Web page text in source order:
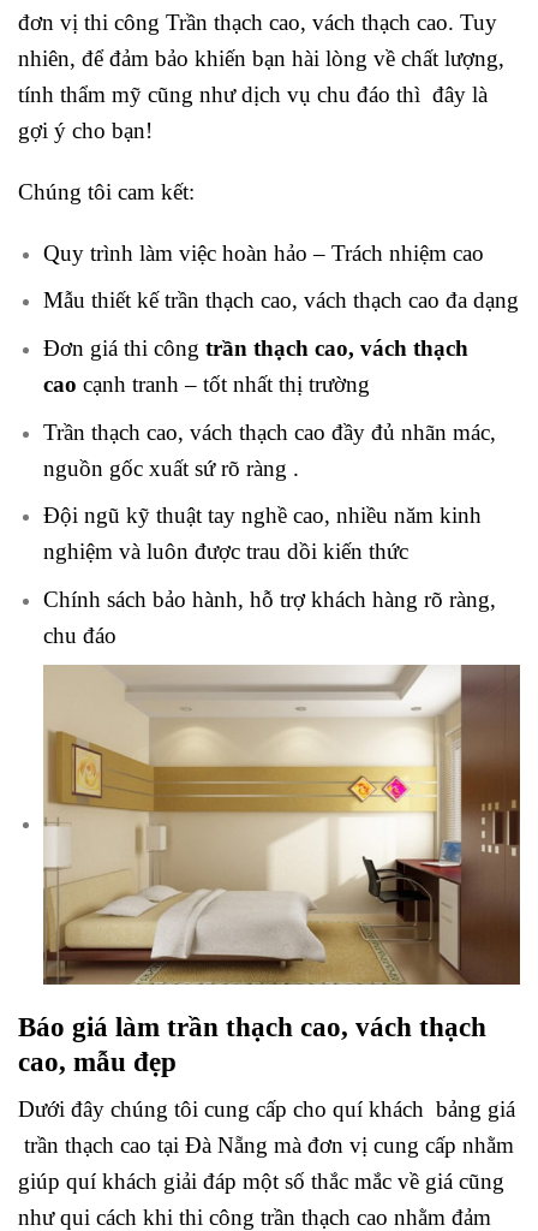
đơn vị thi công Trần thạch cao, vách thạch cao. Tuy
nhiên, để đảm bảo khiến bạn hài lòng về chất lượng,
tính thẩm mỹ cũng như dịch vụ chu đáo thì đây là
gợi ý cho bạn!
Chúng tôi cam kết:
Quy trình làm việc hoàn hảo – Trách nhiệm cao
Mẫu thiết kế trần thạch cao, vách thạch cao đa dạng
Đơn giá thi công trần thạch cao, vách thạch
cao cạnh tranh – tốt nhất thị trường
Trần thạch cao, vách thạch cao đầy đủ nhãn mác,
nguồn gốc xuất sứ rõ ràng .
Đội ngũ kỹ thuật tay nghề cao, nhiều năm kinh
nghiệm và luôn được trau dồi kiến thức
Chính sách bảo hành, hỗ trợ khách hàng rõ ràng,
chu đáo
Báo giá làm trần thạch cao, vách thạch
cao, mẫu đẹp
Dưới đây chúng tôi cung cấp cho quí khách bảng giá
trần thạch cao tại Đà Nẵng mà đơn vị cung cấp nhằm
giúp quí khách giải đáp một số thắc mắc về giá cũng
như qui cách khi thi công trần thạch cao nhằm đảm